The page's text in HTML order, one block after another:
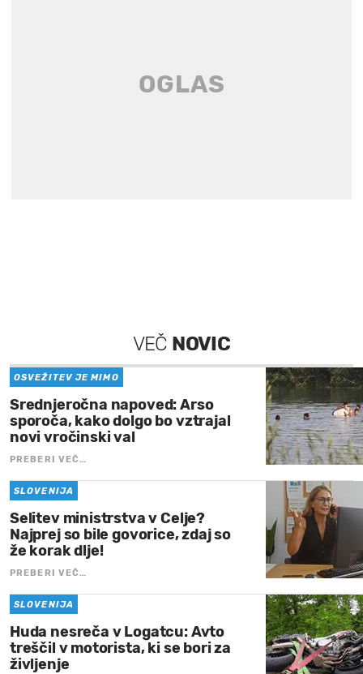
VEČ NOVIC
OSVEŽITEV JE MIMO
Srednjeročna napoved: Arso
sporoča, kako dolgo bo vztrajal
novi vročinski val
PREBERI VEČ…
SLOVENIJA
Selitev ministrstva v Celje?
Najprej so bile govorice, zdaj so
že korak dlje!
PREBERI VEČ…
SLOVENIJA
Huda nesreča v Logatcu: Avto
treščil v motorista, ki se bori za
življenje